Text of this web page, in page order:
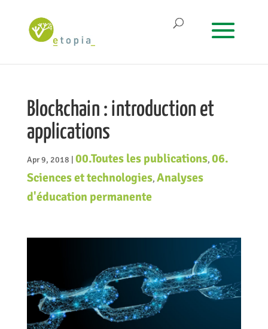
Blockchain : introduction et
applications
Apr 9, 2018 00.Toutes les publications, 06.
Sciences et technologies, Analyses
d'éducation permanente